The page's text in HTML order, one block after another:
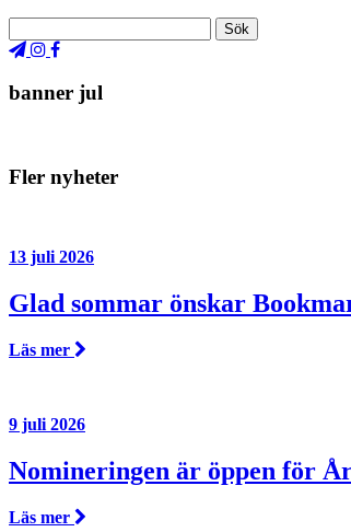
banner jul
Fler nyheter
13 juli 2026
Glad sommar önskar
Läs mer
9 juli 2026
Nomineringen är öppen för
Läs mer